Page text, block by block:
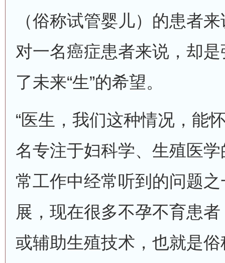
（俗称试管婴儿）的患者
对一名癌症患者来说，却
了未来“生”的希望。
“医生，我们这种情况，能
名专注于妇科学、生殖医
常工作中经常听到的问题
展，现在很多不孕不育患
或辅助生殖技术，也就是俗